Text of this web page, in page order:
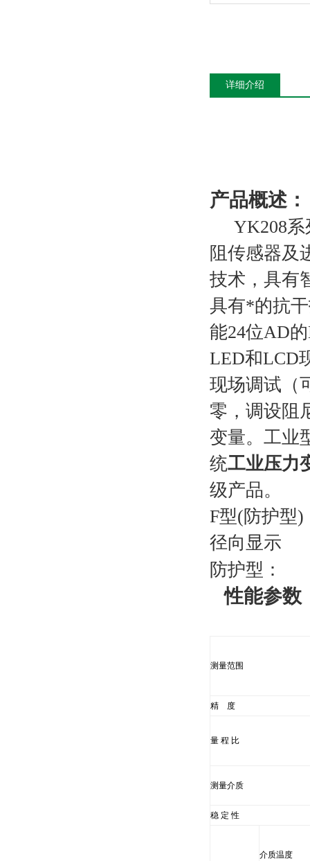
详细介绍
产品概述：
YK208系
阻传感器及
技术，具有
具有*的抗
能24位AD
LED和LCD
现场调试（
零，调设阻
变量。工业
统工业压力
级产品。
F型(防护型)
径向显示
防护
性能参数
测量范围
精 度
量 程 比
测量介质
稳 定 性
介质温度